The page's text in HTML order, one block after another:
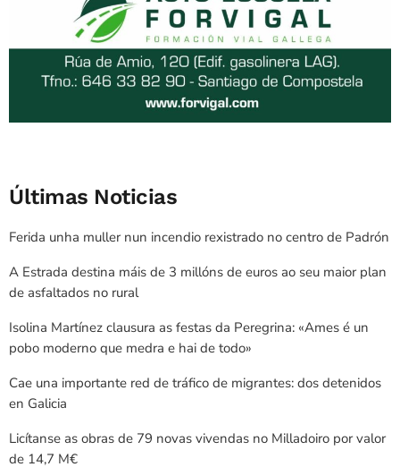
Últimas Noticias
Ferida unha muller nun incendio rexistrado no centro de Padrón
A Estrada destina máis de 3 millóns de euros ao seu maior plan
de asfaltados no rural
Isolina Martínez clausura as festas da Peregrina: «Ames é un
pobo moderno que medra e hai de todo»
Cae una importante red de tráfico de migrantes: dos detenidos
en Galicia
Licítanse as obras de 79 novas vivendas no Milladoiro por valor
de 14,7 M€